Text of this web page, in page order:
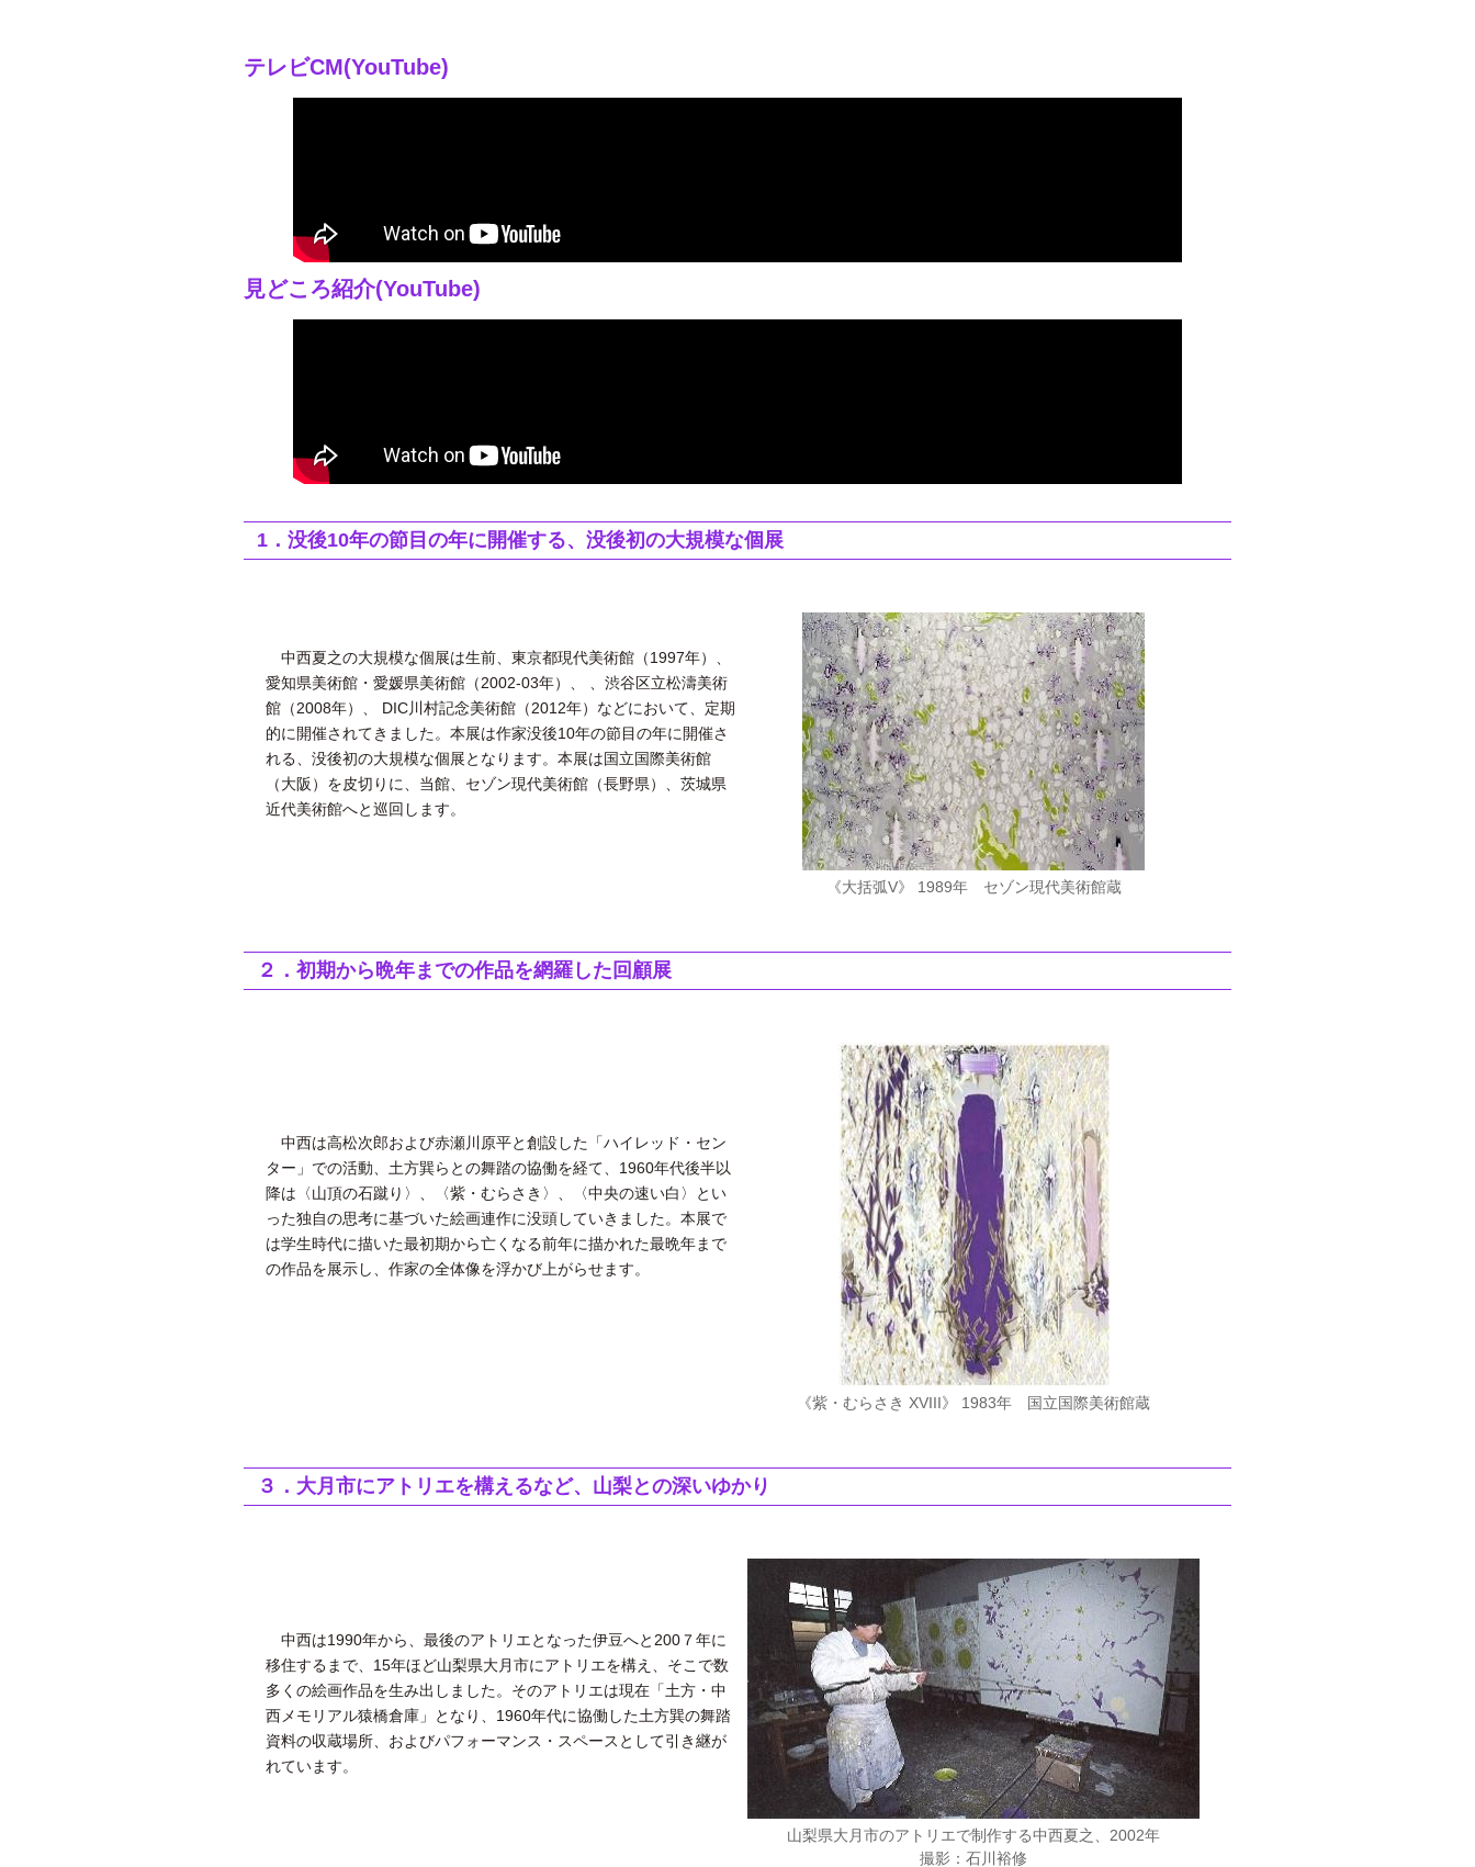
テレビCM(YouTube)
見どころ紹介(YouTube)
1．没後10年の節目の年に開催する、没後初の大規模な個展
中西夏之の大規模な個展は生前、東京都現代美術館（1997年）、
愛知県美術館・愛媛県美術館（2002-03年）、 、渋谷区立松濤美術
館（2008年）、 DIC川村記念美術館（2012年）などにおいて、定期
的に開催されてきました。本展は作家没後10年の節目の年に開催さ
れる、没後初の大規模な個展となります。本展は国立国際美術館
（大阪）を皮切りに、当館、セゾン現代美術館（長野県）、茨城県
近代美術館へと巡回します。
《大括弧V》 1989年 セゾン現代美術館蔵
２．初期から晩年までの作品を網羅した回顧展
中西は高松次郎および赤瀬川原平と創設した「ハイレッド・セン
ター」での活動、土方巽らとの舞踏の協働を経て、1960年代後半以
降は〈山頂の石蹴り〉、〈紫・むらさき〉、〈中央の速い白〉とい
った独自の思考に基づいた絵画連作に没頭していきました。本展で
は学生時代に描いた最初期から亡くなる前年に描かれた最晩年まで
の作品を展示し、作家の全体像を浮かび上がらせます。
《紫・むらさき XVIII》 1983年 国立国際美術館蔵
３．大月市にアトリエを構えるなど、山梨との深いゆかり
中西は1990年から、最後のアトリエとなった伊豆へと200７年に
移住するまで、15年ほど山梨県大月市にアトリエを構え、そこで数
多くの絵画作品を生み出しました。そのアトリエは現在「土方・中
西メモリアル猿橋倉庫」となり、1960年代に協働した土方巽の舞踏
資料の収蔵場所、およびパフォーマンス・スペースとして引き継が
れています。
山梨県大月市のアトリエで制作する中西夏之、2002年
撮影：石川裕修